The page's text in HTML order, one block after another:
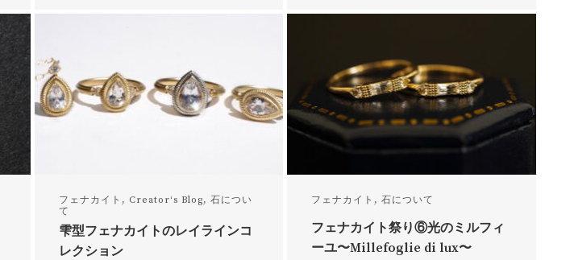
フェナカイト , Creator‘s Blog, 石につい
て
雫型フェナカイトのレイラインコ
レクション
フェナカイト ,石について
フェナカイト祭り⑥光のミルフィ
ーユ〜Millefoglie di lux〜